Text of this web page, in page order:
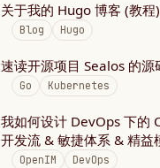
关于我的 Hugo 博客 (教程)
Blog Hugo
速读开源项目 Sealos 的源
Go Kubernetes
我如何设计 DevOps 下的
开发流 & 敏捷体系 & 精益
OpenIM DevOps